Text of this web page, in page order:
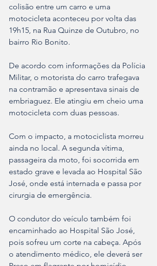
colisão entre um carro e uma
motocicleta aconteceu por volta das
19h15, na Rua Quinze de Outubro, no
bairro Rio Bonito.
De acordo com informações da Polícia
Militar, o motorista do carro trafegava
na contramão e apresentava sinais de
embriaguez. Ele atingiu em cheio uma
motocicleta com duas pessoas.
Com o impacto, a motociclista morreu
ainda no local. A segunda vítima,
passageira da moto, foi socorrida em
estado grave e levada ao Hospital São
José, onde está internada e passa por
cirurgia de emergência.
O condutor do veículo também foi
encaminhado ao Hospital São José,
pois sofreu um corte na cabeça. Após
o atendimento médico, ele deverá ser